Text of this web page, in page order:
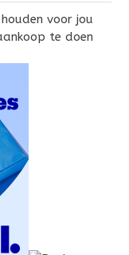
voor jou
te doen